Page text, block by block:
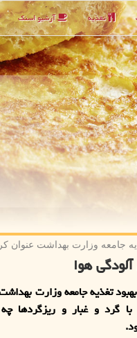
تغذیه آرشیو اسنك
جامعه وزارت بهداشت عنوان
هوا
تغذیه جامعه وزارت
گرد و غبار و ریزگردها